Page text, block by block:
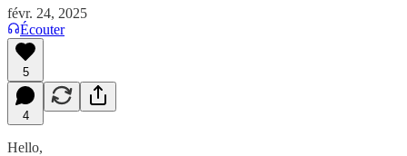
févr. 24, 2025
Écouter
5
4
Hello,